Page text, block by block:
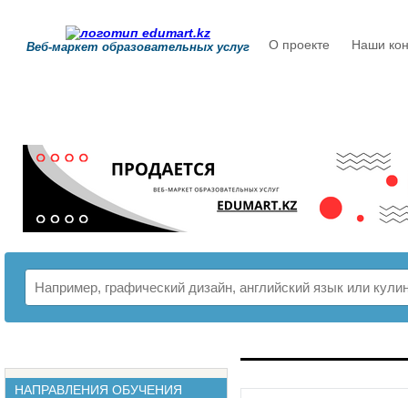
Веб-маркет образовательных услуг О проекте Наши
НАПРАВЛЕНИЯ ОБУЧЕНИЯ